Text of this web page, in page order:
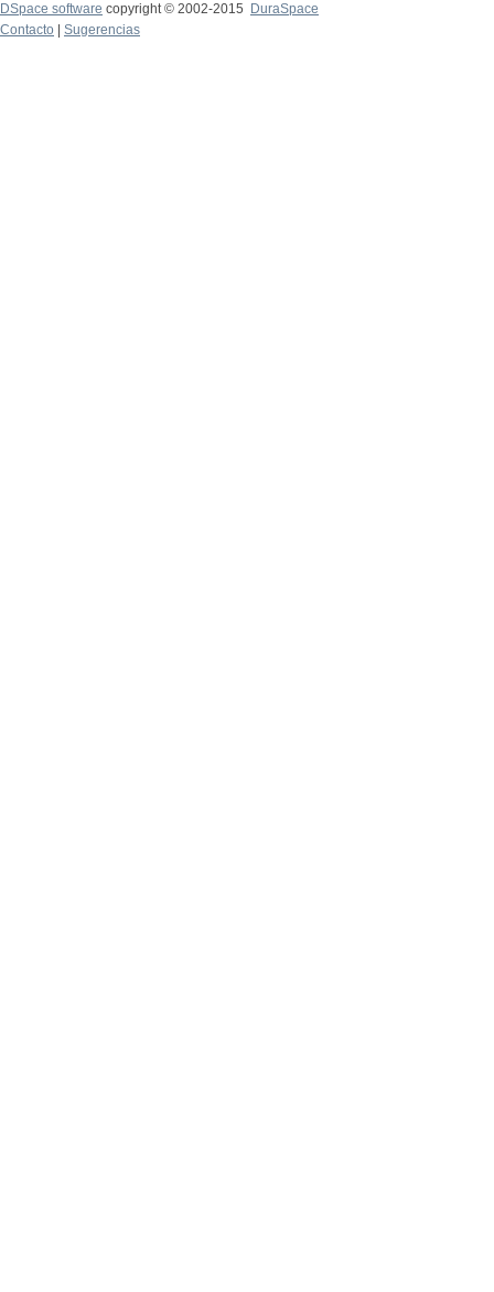
DSpace software copyright © 2002-2015
DuraSpace
Contacto
Sugerencias